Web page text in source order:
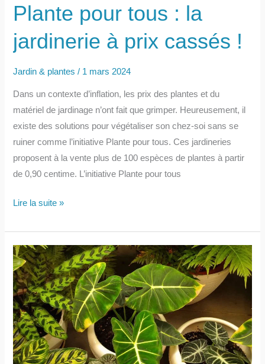
Plante pour tous : la
jardinerie à prix cassés !
Jardin & plantes / 1 mars 2024
Dans un contexte d’inflation, les prix des plantes et du
matériel de jardinage n’ont fait que grimper. Heureusement, il
existe des solutions pour végétaliser son chez-soi sans se
ruiner comme l’initiative Plante pour tous. Ces jardineries
proposent à la vente plus de 100 espèces de plantes à partir
de 0,90 centime. L’initiative Plante pour tous
Plante
tous :
la
jardinerie
à
prix
cassés
!
Lire la suite »